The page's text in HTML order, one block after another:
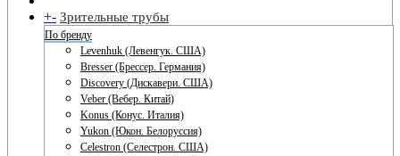
+- Зрительные трубы
По бренду
Levenhuk (Левенгук. США)
Bresser (Брессер. Германия)
Discovery (Дискавери. США)
Veber (Вебер. Китай)
Konus (Конус. Италия)
Yukon (Юкон. Белоруссия)
Celestron (Селестрон. США)